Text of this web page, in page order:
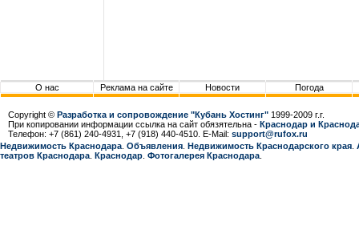
О нас Реклама на сайте Новости Погода
Copyright © Разработка и сопровождение "Кубань Хостинг" 1999-2009 г.г.
При копировании информации ссылка на сайт обязятельна - Краснодар и
Телефон: +7 (861) 240-4931, +7 (918) 440-4510. E-Mail: support@rufox.ru
Недвижимость Краснодара Объявления Недвижимость Краснодарcкого края
театров Краснодара Краснодар Фотогалерея Краснодара